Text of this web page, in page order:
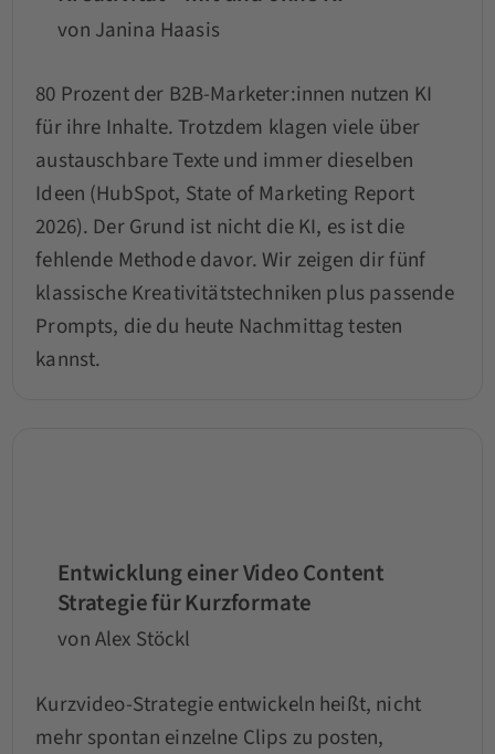
von Janina Haasis
80 Prozent der B2B-Marketer:innen nutzen KI
für ihre Inhalte. Trotzdem klagen viele über
austauschbare Texte und immer dieselben
Ideen (HubSpot, State of Marketing Report
2026). Der Grund ist nicht die KI, es ist die
fehlende Methode davor. Wir zeigen dir fünf
klassische Kreativitätstechniken plus passende
Prompts, die du heute Nachmittag testen
kannst.
Entwicklung einer Video Content
Strategie für Kurzformate
von Alex Stöckl
Kurzvideo-Strategie entwickeln heißt, nicht
mehr spontan einzelne Clips zu posten,